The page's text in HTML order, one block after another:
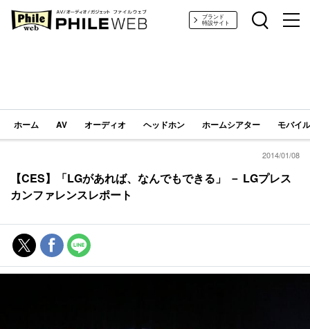
PHILE WEB｜AV/オーディオ/ガジェットブランド
特設サイト
ホーム AV オーディオ ヘッドホン ホームシアター モバイ
2014/01/08
【CES】「LGがあれば、なんでもできる」 － LGプレス
カンファレンスレポート